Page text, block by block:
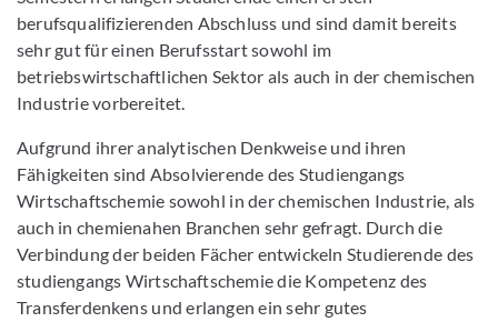
berufsqualifizierenden Abschluss und sind damit bereits
sehr gut für einen Berufsstart sowohl im
betriebswirtschaftlichen Sektor als auch in der chemischen
Industrie vorbereitet.
Aufgrund ihrer analytischen Denkweise und ihren
Fähigkeiten sind Absolvierende des Studiengangs
Wirtschaftschemie sowohl in der chemischen Industrie, als
auch in chemienahen Branchen sehr gefragt. Durch die
Verbindung der beiden Fächer entwickeln Studierende des
studiengangs Wirtschaftschemie die Kompetenz des
Transferdenkens und erlangen ein sehr gutes